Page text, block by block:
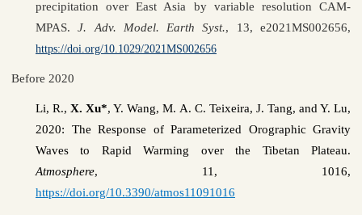
precipitation over East Asia by variable resolution CAM-
MPAS.J. Adv. Model. Earth Syst., 13, e2021MS002656,
https://doi.org/10.1029/2021MS002656
Before 2020
Li, R.,X. Xu*, Y. Wang, M. A. C. Teixeira, J. Tang, and Y. Lu,
2020: The Response of Parameterized Orographic Gravity
Waves to Rapid Warming over the Tibetan Plateau.
Atmosphere, 11, 1016,
https://doi.org/10.3390/atmos11091016